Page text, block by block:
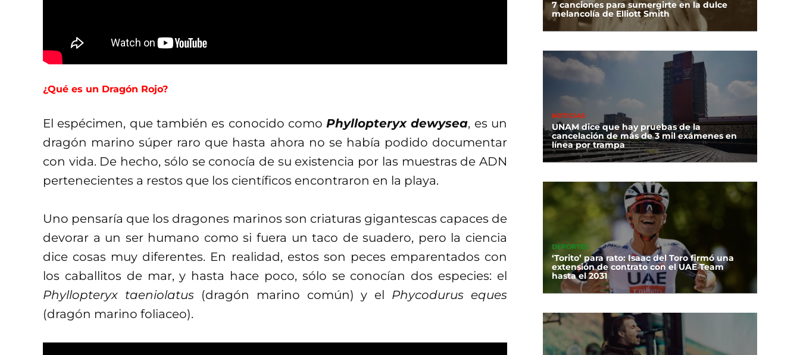
¿Qué es un Dragón Rojo?
El espécimen, que también es conocido comoPhyllopteryx dewysea, es un
dragón marino súper raro que hasta ahora no se había podido documentar
con vida. De hecho, sólo se conocía de su existencia por las muestras de ADN
pertenecientes a restos que los científicos encontraron en la playa.
Uno pensaría que los dragones marinos son criaturas gigantescas capaces de
devorar a un ser humano como si fuera un taco de suadero, pero la ciencia
dice cosas muy diferentes. En realidad, estos son peces emparentados con
los caballitos de mar, y hasta hace poco, sólo se conocían dos especies: el
Phyllopteryx taeniolatus(dragón marino común) y el Phycodurus eques
(dragón marino foliaceo).
7 canciones para sumergirte en la dulce
melancolía de Elliott Smith
NOTICIAS
UNAM dice que hay pruebas de la
cancelación de más de 3 mil exámenes en
línea por trampa
DEPORTES
‘Torito’ para rato: Isaac del Toro firmó una
extensión de contrato con el UAE Team
hasta el 2031